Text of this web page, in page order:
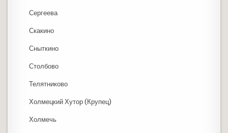
Сергеева
Скакино
Сныткино
Столбово
Телятниково
Холмецкий Хутор (Крупец)
Холмечь